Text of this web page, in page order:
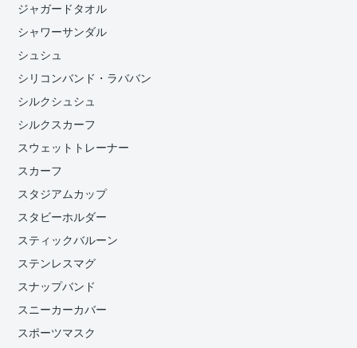
ジャガードタオル
シャワーサンダル
シュシュ
シリコンバンド・ラババン
シルクシュシュ
シルクスカーフ
スウェットトレーナー
スカーフ
スタジアムカップ
スタビーホルダー
スティックバルーン
ステンレスマグ
スナップバンド
スニーカーカバー
スポーツマスク